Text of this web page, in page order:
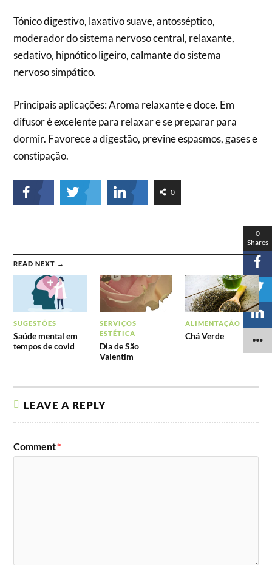
Tónico digestivo, laxativo suave, antosséptico,
moderador do sistema nervoso central, relaxante,
sedativo, hipnótico ligeiro, calmante do sistema
nervoso simpático.
Principais aplicações: Aroma relaxante e doce. Em
difusor é excelente para relaxar e se preparar para
dormir. Favorece a digestão, previne espasmos, gases e
constipação.
0
READ NEXT →
SUGESTÕES
Saúde mental em
tempos de covid
SERVIÇOS
ESTÉTICA
Dia de São
Valentim
ALIMENTAÇÃO
Chá Verde
LEAVE A REPLY
Comment*
0
Shares